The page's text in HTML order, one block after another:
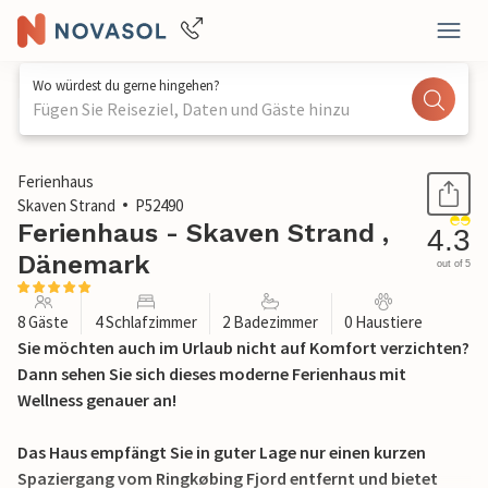
Wo würdest du gerne hingehen?
Fügen Sie Reiseziel, Daten und Gäste hinzu
1 / 42
Ferienhaus
Skaven Strand
P52490
Ferienhaus - Skaven Strand ,
Dänemark
4.3
out of 5
8 Gäste 4 Schlafzimmer 2 Badezimmer 0 Haustiere
Sie möchten auch im Urlaub nicht auf Komfort verzichten?
Dann sehen Sie sich dieses moderne Ferienhaus mit
Wellness genauer an!
Das Haus empfängt Sie in guter Lage nur einen kurzen
Spaziergang vom Ringkøbing Fjord entfernt und bietet